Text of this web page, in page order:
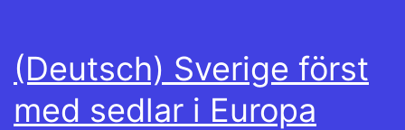
(Deutsch) Sverige först
med sedlar i Europa